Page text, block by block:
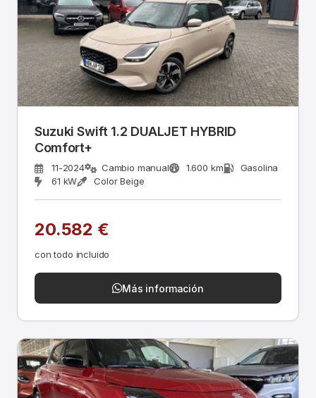
Suzuki Swift 1.2 DUALJET HYBRID
Comfort+
11-2024 Cambio manual 1.600 km
Gasolina
61 kW
Color Beige
20.582 €
con todo incluido
Más información